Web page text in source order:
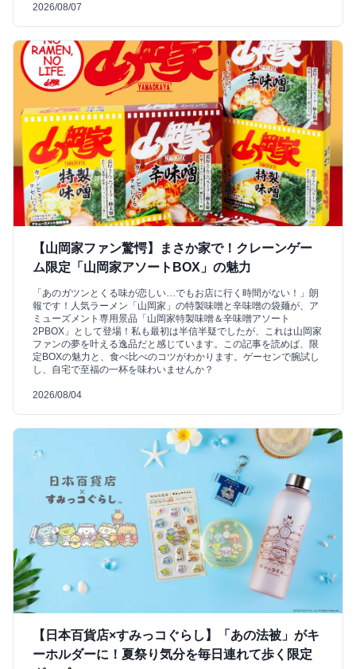
2026/08/07
【山岡家ファン驚愕】まさか家で！クレーンゲー
ム限定「山岡家アソートBOX」の魅力
「あのガツンとくる味が恋しい…でもお店に行く時間がない！」朗
報です！人気ラーメン「山岡家」の特製味噌と辛味噌の袋麺が、ア
ミューズメント専用景品「山岡家特製味噌＆辛味噌アソート
2PBOX」として登場！私も最初は半信半疑でしたが、これは山岡家
ファンの夢を叶える逸品だと感じています。この記事を読めば、限
定BOXの魅力と、食べ比べのコツがわかります。ゲーセンで腕試し
し、自宅で至福の一杯を味わいませんか？
2026/08/04
【日本百貨店×すみっコぐらし】「あの法被」がキ
ーホルダーに！夏祭り気分を毎日連れて歩く限定